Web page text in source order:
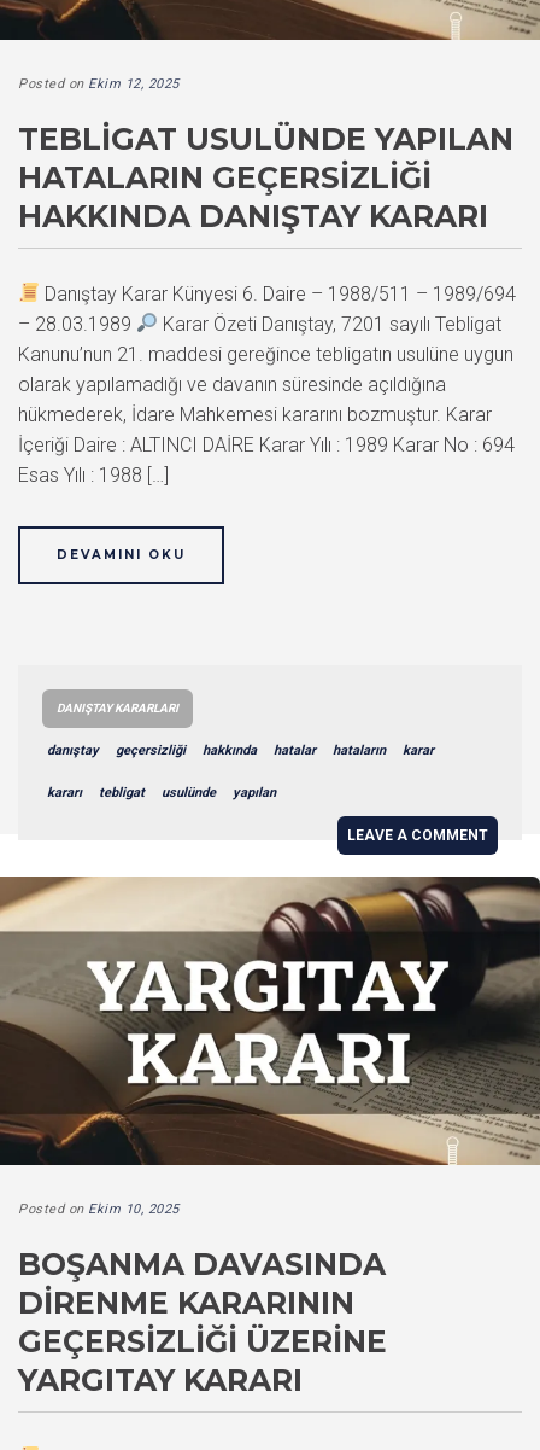
Posted on Ekim 12, 2025
TEBLIGAT USULÜNDE YAPILAN
HATALARIN GEÇERSIZLIĞI
HAKKINDA DANIŞTAY KARARI
Danıştay Karar Künyesi 6. Daire – 1988/511 – 1989/694
– 28.03.1989
Karar Özeti Danıştay, 7201 sayılı Tebligat
Kanunu’nun 21. maddesi gereğince tebligatın usulüne uygun
olarak yapılamadığı ve davanın süresinde açıldığına
hükmederek, İdare Mahkemesi kararını bozmuştur. Karar
İçeriği Daire : ALTINCI DAİRE Karar Yılı : 1989 Karar No : 694
Esas Yılı : 1988 […]
DEVAMINI OKU
DANIŞTAY KARARLARI
danıştay geçersizliği hakkında hatalar hataların karar
kararı tebligat usulünde yapılan
LEAVE A COMMENT
Posted on Ekim 10, 2025
BOŞANMA DAVASINDA
DIRENME KARARININ
GEÇERSIZLIĞI ÜZERINE
YARGITAY KARARI